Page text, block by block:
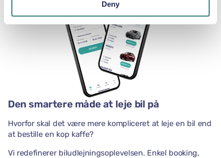
Deny
Den smartere måde at leje bil på
Hvorfor skal det være mere kompliceret at leje en bil end
at bestille en kop kaffe?
Vi redefinerer biludlejningsoplevelsen. Enkel booking,